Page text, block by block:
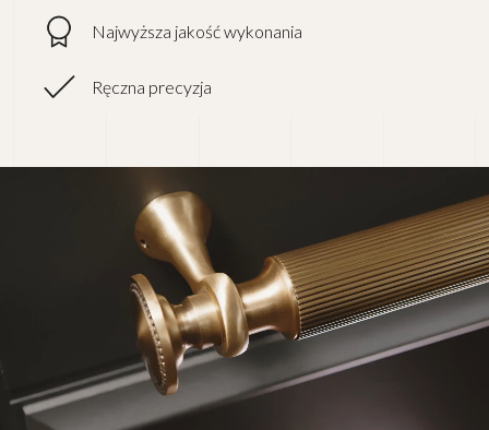
Najwyższa jakość wykonania
Ręczna precyzja